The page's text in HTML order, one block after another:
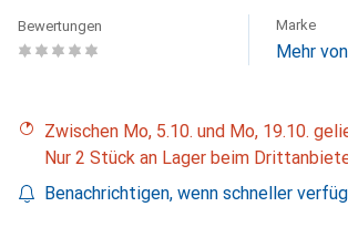
Bewertungen Marke
Mehr
Zwischen Mo, 5.10. und Mo, 19.10.
Nur 2 Stück an Lager beim
Benachrichtigen, wenn schneller